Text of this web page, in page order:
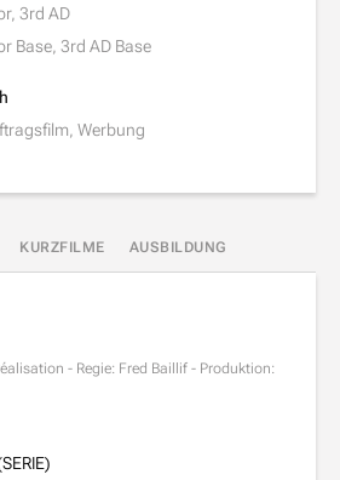
3rd AD
Base, 3rd AD Base
Werbung
KURZFILME AUSBILDUNG
- Regie: Fred Baillif - Produktion: